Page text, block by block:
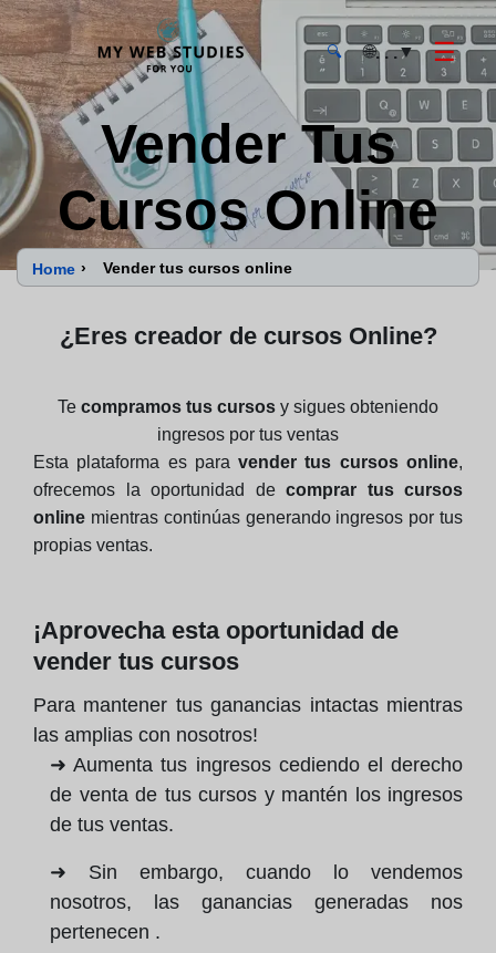
MyWebStudies - Página de inicio
🔍 🌐. . .▼ ☰
Vender Tus
Cursos Online
Home › Vender tus cursos online
¿Eres creador de cursos Online?
Te compramos tus cursos y sigues obteniendo
ingresos por tus ventas
Esta plataforma es paravender tus cursos online,
ofrecemos la oportunidad de comprar tus cursos
online mientras continúas generando ingresos por tus
propias ventas.
¡Aprovecha esta oportunidad de
vender tus cursos
Para mantener tus ganancias intactas mientras
las amplias con nosotros!
➜ Aumenta tus ingresos cediendo el derecho
de venta de tus cursos y mantén los ingresos
de tus ventas.
➜ Sin embargo, cuando lo vendemos
nosotros, las ganancias generadas nos
pertenecen .